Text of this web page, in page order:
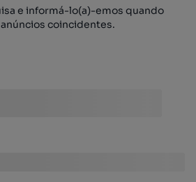
e informá-lo(a)-emos quando
coincidentes.
pesquisa